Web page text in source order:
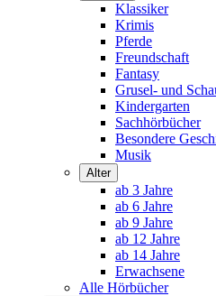
Klassiker
Krimis
Pferde
Freundschaft
Fantasy
Grusel- und
Kindergarten
Sachhörbücher
Besondere
Musik
Alter
ab 3 Jahre
ab 6 Jahre
ab 9 Jahre
ab 12 Jahre
ab 14 Jahre
Erwachsene
Alle Hörbücher